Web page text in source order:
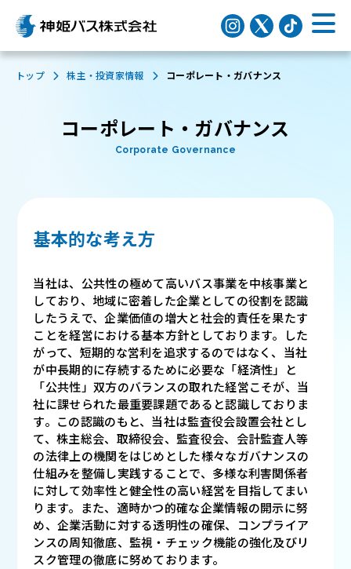
トップ 株主・投資家情報 コーポレート・ガバナンス
コーポレート・ガバナンス
Corporate Governance
基本的な考え方
当社は、公共性の極めて高いバス事業を中核事業と
しており、地域に密着した企業としての役割を認識
したうえで、企業価値の増大と社会的責任を果たす
ことを経営における基本方針としております。した
がって、短期的な営利を追求するのではなく、当社
が中長期的に存続するために必要な「経済性」と
「公共性」双方のバランスの取れた経営こそが、当
社に課せられた最重要課題であると認識しておりま
す。この認識のもと、当社は監査役会設置会社とし
て、株主総会、取締役会、監査役会、会計監査人等
の法律上の機関をはじめとした様々なガバナンスの
仕組みを整備し実践することで、多様な利害関係者
に対して効率性と健全性の高い経営を目指してまい
ります。また、適時かつ的確な企業情報の開示に努
め、企業活動に対する透明性の確保、コンプライア
ンスの周知徹底、監視・チェック機能の強化及びリ
スク管理の徹底に努めております。